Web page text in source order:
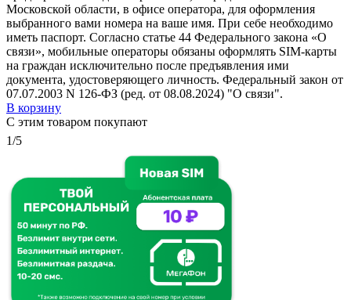
Московской области, в офисе оператора, для оформления
выбранного вами номера на ваше имя. При себе необходимо
иметь паспорт. Согласно статье 44 Федерального закона «О
связи», мобильные операторы обязаны оформлять SIM-карты
на граждан исключительно после предъявления ими
документа, удостоверяющего личность. Федеральный закон от
07.07.2003 N 126-ФЗ (ред. от 08.08.2024) "О связи".
В корзину
С этим товаром покупают
1/5